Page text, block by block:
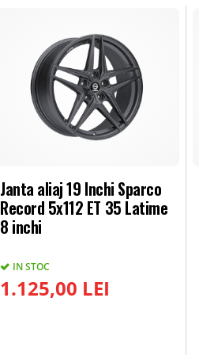
Janta aliaj 19 Inchi Sparco
Record 5x112 ET 35 Latime
8 inchi
IN STOC
1.125,00 LEI